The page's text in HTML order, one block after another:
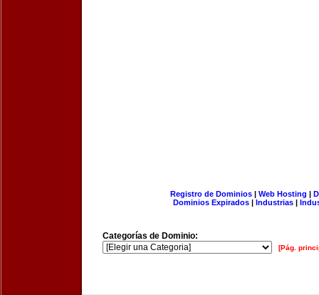
Registro de Dominios| Web Hosting |
Dominios Expirados | Industrias |
Categorías de Dominio:
[Pág.